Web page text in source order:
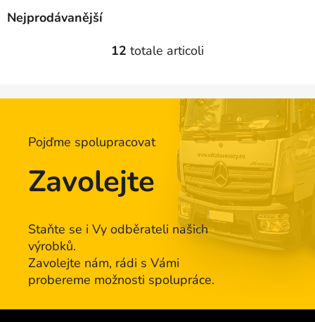
Nejprodávanější
C
t
l
'
e
l
e
12 totale articoli
Pojďme spolupracovat
Zavolejte
Staňte se i Vy odběrateli našich
výrobků.
Zavolejte nám, rádi s Vámi
probereme možnosti spolupráce.